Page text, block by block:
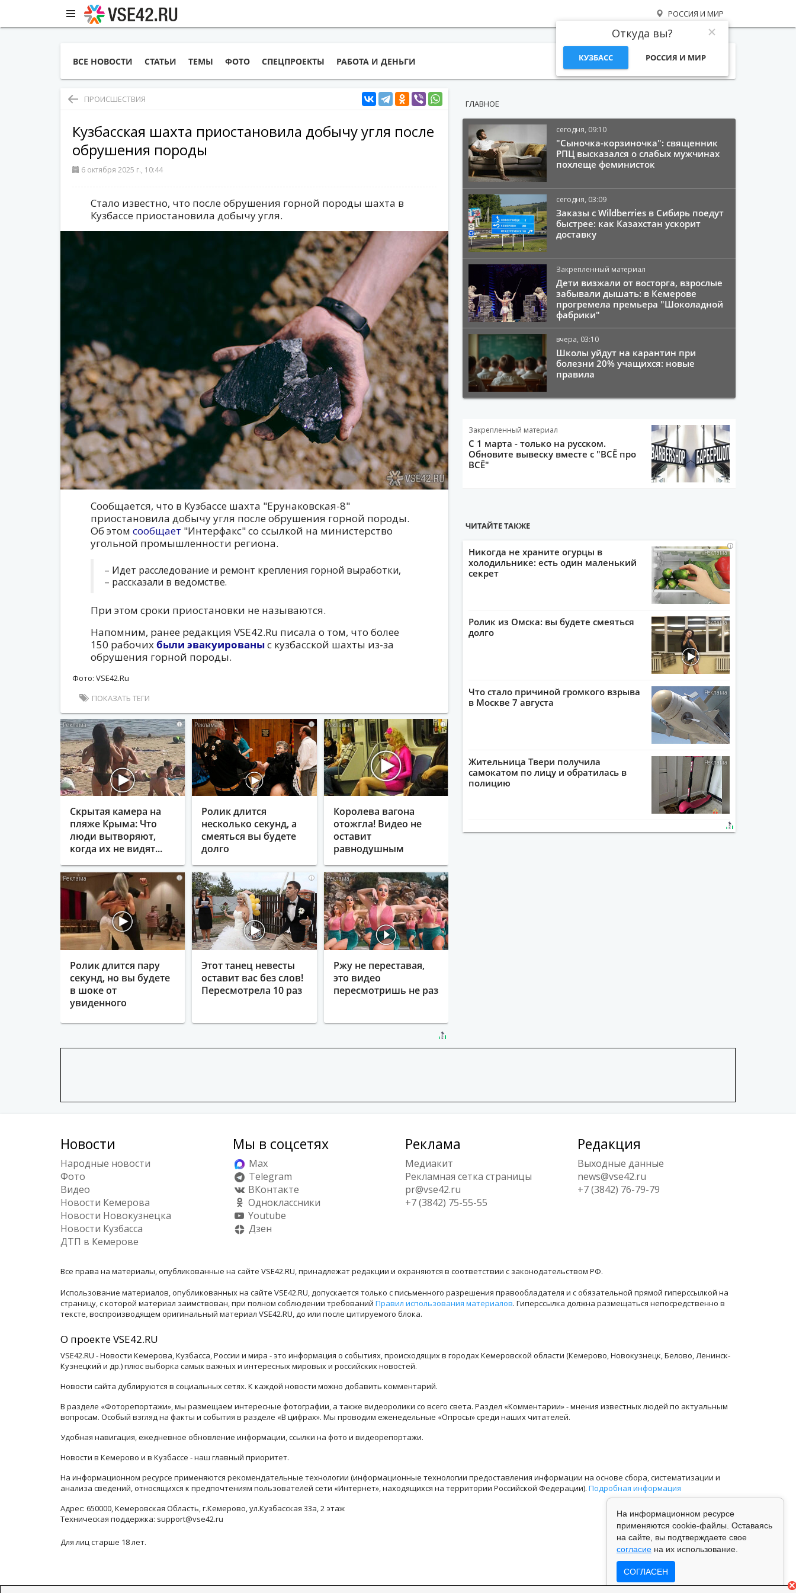
РОССИЯ И МИР
Откуда вы?
КУЗБАСС РОССИЯ И МИР
ВСЕ НОВОСТИ СТАТЬИ ТЕМЫ ФОТО СПЕЦПРОЕКТЫ РАБОТА И ДЕНЬГИ
ПРОИСШЕСТВИЯ
Кузбасская шахта приостановила добычу угля после
обрушения породы
6 октября 2025 г., 10:44
Стало известно, что после обрушения горной породы шахта в
Кузбассе приостановила добычу угля.
Сообщается, что в Кузбассе шахта "Ерунаковская-8"
приостановила добычу угля после обрушения горной породы.
Об этом сообщает "Интерфакс" со ссылкой на министерство
угольной промышленности региона.
– Идет расследование и ремонт крепления горной выработки,
– рассказали в ведомстве.
При этом сроки приостановки не называются.
Напомним, ранее редакция VSE42.Ru писала о том, что более
150 рабочихбыли эвакуированыс кузбасской шахты из-за
обрушения горной породы.
Фото: VSE42.Ru
ПОКАЗАТЬ ТЕГИ
i
Скрытая камера на
пляже Крыма: Что
люди вытворяют,
когда их не видят...
i
Ролик длится
несколько секунд, а
смеяться вы будете
долго
i
Королева вагона
отожгла! Видео не
оставит
равнодушным
i
Ролик длится пару
секунд, но вы будете
в шоке от
увиденного
i
Этот танец невесты
оставит вас без слов!
Пересмотрела 10 раз
i
Ржу не переставая,
это видео
пересмотришь не раз
ГЛАВНОЕ
сегодня, 09:10
"Сыночка-корзиночка": священник
РПЦ высказался о слабых мужчинах
похлеще феминисток
сегодня, 03:09
Заказы с Wildberries в Сибирь поедут
быстрее: как Казахстан ускорит
доставку
Закрепленный материал
Дети визжали от восторга, взрослые
забывали дышать: в Кемерове
прогремела премьера "Шоколадной
фабрики"
вчера, 03:10
Школы уйдут на карантин при
болезни 20% учащихся: новые
правила
Закрепленный материал
С 1 марта - только на русском.
Обновите вывеску вместе с "ВСЁ про
ВСЁ"
ЧИТАЙТЕ ТАКЖЕ
i
Никогда не храните огурцы в
холодильнике: есть один маленький
секрет
i
Ролик из Омска: вы будете смеяться
долго
i
Что стало причиной громкого взрыва
в Москве 7 августа
i
Жительница Твери получила
самокатом по лицу и обратилась в
полицию
Новости
Народные новости
Фото
Видео
Новости Кемерова
Новости Новокузнецка
Новости Кузбасса
ДТП в Кемерове
Мы в соцсетях
Max
Telegram
ВКонтакте
Одноклассники
Youtube
Дзен
Реклама
Медиакит
Рекламная сетка страницы
pr@vse42.ru
+7 (3842) 75-55-55
Редакция
Выходные данные
news@vse42.ru
+7 (3842) 76-79-79
Все права на материалы, опубликованные на сайте VSE42.RU, принадлежат редакции и охраняются в соответствии с законодательством РФ.
Использование материалов, опубликованных на сайте VSE42.RU, допускается только с письменного разрешения правообладателя и с обязательной прямой гиперссылкой на
страницу, с которой материал заимствован, при полном соблюдении требований Правил использования материалов. Гиперссылка должна размещаться непосредственно в
тексте, воспроизводящем оригинальный материал VSE42.RU, до или после цитируемого блока.
О проекте VSE42.RU
VSE42.RU - Новости Кемерова, Кузбасса, России и мира - это информация о событиях, происходящих в городах Кемеровской области (Кемерово, Новокузнецк, Белово, Ленинск-
Кузнецкий и др.) плюс выборка самых важных и интересных мировых и российских новостей.
Новости сайта дублируются в социальных сетях. К каждой новости можно добавить комментарий.
В разделе «Фоторепортажи», мы размещаем интересные фотографии, а также видеоролики со всего света. Раздел «Комментарии» - мнения известных людей по актуальным
вопросам. Особый взгляд на факты и события в разделе «В цифрах». Мы проводим еженедельные «Опросы» среди наших читателей.
Удобная навигация, ежедневное обновление информации, ссылки на фото и видеорепортажи.
Новости в Кемерово и в Кузбассе - наш главный приоритет.
На информационном ресурсе применяются рекомендательные технологии (информационные технологии предоставления информации на основе сбора, систематизации и
анализа сведений, относящихся к предпочтениям пользователей сети «Интернет», находящихся на территории Российской Федерации). Подробная информация
Адрес: 650000, Кемеровская Область, г.Кемерово, ул.Кузбасская 33а, 2 этаж
Техническая поддержка: support@vse42.ru
Для лиц старше 18 лет.
На информационном ресурсе
применяются cookie-файлы. Оставаясь
на сайте, вы подтверждаете свое
согласие на их использование.
СОГЛАСЕН